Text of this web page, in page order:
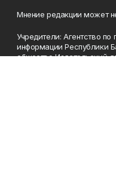
Мнение редакции может
Учредители: Агентство
информации Республики
общество Издательский